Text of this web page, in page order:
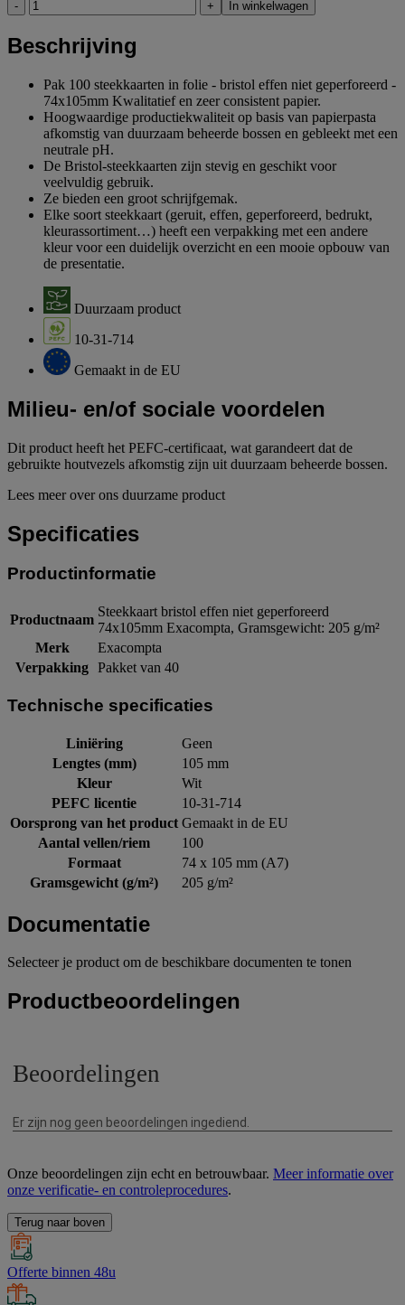
- + In winkelwagen
Beschrijving
Pak 100 steekkaarten in folie - bristol effen niet geperforeerd -
74x105mm Kwalitatief en zeer consistent papier.
Hoogwaardige productiekwaliteit op basis van papierpasta
afkomstig van duurzaam beheerde bossen en gebleekt met een
neutrale pH.
De Bristol-steekkaarten zijn stevig en geschikt voor
veelvuldig gebruik.
Ze bieden een groot schrijfgemak.
Elke soort steekkaart (geruit, effen, geperforeerd, bedrukt,
kleurassortiment…) heeft een verpakking met een andere
kleur voor een duidelijk overzicht en een mooie opbouw van
de presentatie.
Duurzaam product
10-31-714
Gemaakt in de EU
Milieu- en/of sociale voordelen
Dit product heeft het PEFC-certificaat, wat garandeert dat de
gebruikte houtvezels afkomstig zijn uit duurzaam beheerde bossen.
Lees meer over ons duurzame product
Specificaties
Productinformatie
Productnaam
Steekkaart bristol effen niet geperforeerd
74x105mm Exacompta, Gramsgewicht: 205 g/m²
Merk
Exacompta
Verpakking Pakket van 40
Technische specificaties
Liniëring
Geen
Lengtes (mm)
105 mm
Kleur
Wit
PEFC licentie
10-31-714
Oorsprong van het product Gemaakt in de EU
Aantal vellen/riem
100
Formaat
74 x 105 mm (A7)
Gramsgewicht (g/m²)
205 g/m²
Documentatie
Selecteer je product om de beschikbare documenten te tonen
Productbeoordelingen
Onze beoordelingen zijn echt en betrouwbaar. Meer informatie over
onze verificatie- en controleprocedures.
Terug naar boven
Offerte binnen 48u